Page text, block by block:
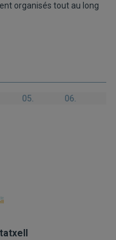
organisés tout au long
05. 06.